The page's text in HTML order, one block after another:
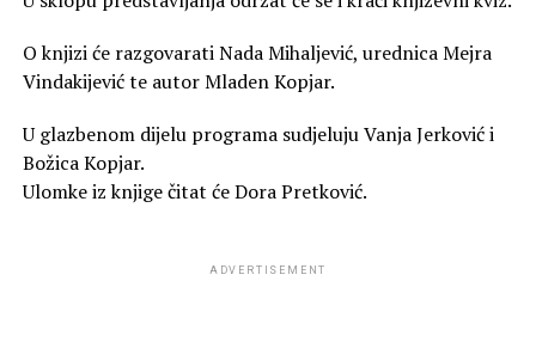
O knjizi će razgovarati Nada Mihaljević, urednica Mejra
Vindakijević te autor Mladen Kopjar.
U glazbenom dijelu programa sudjeluju Vanja Jerković i
Božica Kopjar.
Ulomke iz knjige čitat će Dora Pretković.
ADVERTISEMENT